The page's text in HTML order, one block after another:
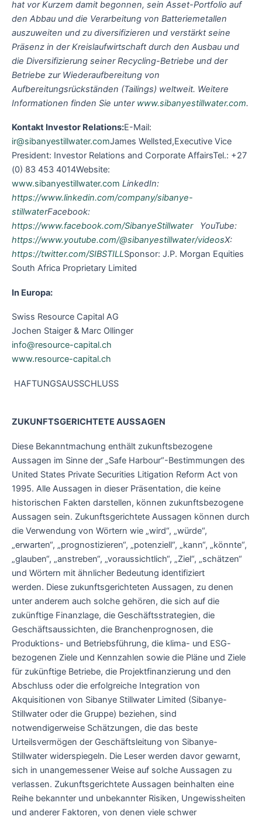
hat vor Kurzem damit begonnen, sein Asset-Portfolio auf
den Abbau und die Verarbeitung von Batteriemetallen
auszuweiten und zu diversifizieren und verstärkt seine
Präsenz in der Kreislaufwirtschaft durch den Ausbau und
die Diversifizierung seiner Recycling-Betriebe und der
Betriebe zur Wiederaufbereitung von
Aufbereitungsrückständen (Tailings) weltweit. Weitere
Informationen finden Sie unter www.sibanyestillwater.com.
Kontakt Investor Relations:E-Mail:
ir@sibanyestillwater.comJames Wellsted,Executive Vice
President: Investor Relations and Corporate AffairsTel.: +27
(0) 83 453 4014Website:
www.sibanyestillwater.com LinkedIn:
https://www.linkedin.com/company/sibanye-
stillwaterFacebook:
https://www.facebook.com/SibanyeStillwater
YouTube:
https://www.youtube.com/@sibanyestillwater/videosX:
https://twitter.com/SIBSTILLSponsor: J.P. Morgan Equities
South Africa Proprietary Limited
In Europa:
Swiss Resource Capital AG
Jochen Staiger & Marc Ollinger
info@resource-capital.ch
www.resource-capital.ch
HAFTUNGSAUSSCHLUSS
ZUKUNFTSGERICHTETE AUSSAGEN
Diese Bekanntmachung enthält zukunftsbezogene
Aussagen im Sinne der „Safe Harbour“-Bestimmungen des
United States Private Securities Litigation Reform Act von
1995. Alle Aussagen in dieser Präsentation, die keine
historischen Fakten darstellen, können zukunftsbezogene
Aussagen sein. Zukunftsgerichtete Aussagen können durch
die Verwendung von Wörtern wie „wird“, „würde“,
„erwarten“, „prognostizieren“, „potenziell“, „kann“, „könnte“,
„glauben“, „anstreben“, „voraussichtlich“, „Ziel“, „schätzen“
und Wörtern mit ähnlicher Bedeutung identifiziert
werden. Diese zukunftsgerichteten Aussagen, zu denen
unter anderem auch solche gehören, die sich auf die
zukünftige Finanzlage, die Geschäftsstrategien, die
Geschäftsaussichten, die Branchenprognosen, die
Produktions- und Betriebsführung, die klima- und ESG-
bezogenen Ziele und Kennzahlen sowie die Pläne und Ziele
für zukünftige Betriebe, die Projektfinanzierung und den
Abschluss oder die erfolgreiche Integration von
Akquisitionen von Sibanye Stillwater Limited (Sibanye-
Stillwater oder die Gruppe) beziehen, sind
notwendigerweise Schätzungen, die das beste
Urteilsvermögen der Geschäftsleitung von Sibanye-
Stillwater widerspiegeln. Die Leser werden davor gewarnt,
sich in unangemessener Weise auf solche Aussagen zu
verlassen. Zukunftsgerichtete Aussagen beinhalten eine
Reihe bekannter und unbekannter Risiken, Ungewissheiten
und anderer Faktoren, von denen viele schwer